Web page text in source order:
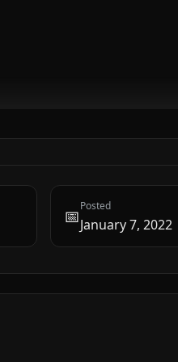
📅Posted
January 7, 2022